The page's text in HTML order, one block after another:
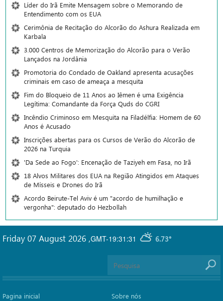
Líder do Irã Emite Mensagem sobre o Memorando de
Entendimento com os EUA
Cerimônia de Recitação do Alcorão do Ashura Realizada em
Karbala
3.000 Centros de Memorização do Alcorão para o Verão
Lançados na Jordânia
Promotoria do Condado de Oakland apresenta acusações
criminais em caso de ameaça a mesquita
Fim do Bloqueio de 11 Anos ao Iêmen é uma Exigência
Legítima: Comandante da Força Quds do CGRI
Incêndio Criminoso em Mesquita na Filadélfia: Homem de 60
Anos é Acusado
Inscrições abertas para os Cursos de Verão do Alcorão de
2026 na Turquia
'Da Sede ao Fogo': Encenação de Taziyeh em Fasa, no Irã
18 Alvos Militares dos EUA na Região Atingidos em Ataques
de Mísseis e Drones do Irã
Acordo Beirute-Tel Aviv é um "acordo de humilhação e
vergonha": deputado do Hezbollah
GMT-19:31:31 6.73°
Friday 07 August 2026 ,
Pagina inicial Sobre nós